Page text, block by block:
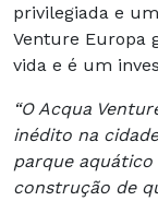
privilegiada e
Venture Europa
vida e é um
“O Acqua
inédito na
parque
construção de